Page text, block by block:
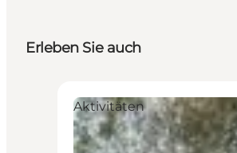
Erleben Sie auch
Aktivitäten